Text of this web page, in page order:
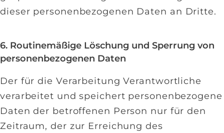
dieser personenbezogenen Daten an Dritte.
6. Routinemäßige Löschung und Sperrung von
personenbezogenen Daten
Der für die Verarbeitung Verantwortliche
verarbeitet und speichert personenbezogene
Daten der betroffenen Person nur für den
Zeitraum, der zur Erreichung des